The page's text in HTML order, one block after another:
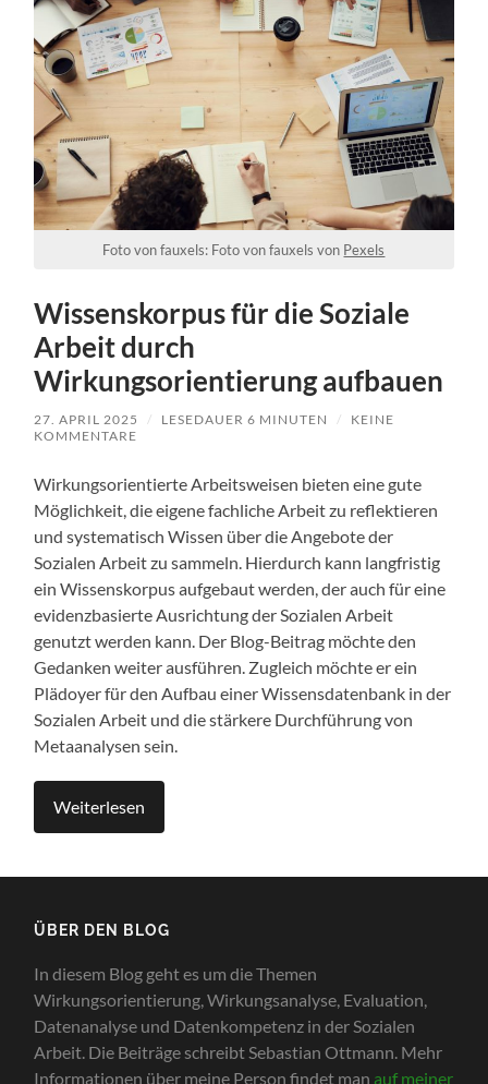
Foto von fauxels: Foto von fauxels von Pexels
Wissenskorpus für die Soziale
Arbeit durch
Wirkungsorientierung aufbauen
27. APRIL 2025 / LESEDAUER 6 MINUTEN /
KEINE
KOMMENTARE
Wirkungsorientierte Arbeitsweisen bieten eine gute
Möglichkeit, die eigene fachliche Arbeit zu reflektieren
und systematisch Wissen über die Angebote der
Sozialen Arbeit zu sammeln. Hierdurch kann langfristig
ein Wissenskorpus aufgebaut werden, der auch für eine
evidenzbasierte Ausrichtung der Sozialen Arbeit
genutzt werden kann. Der Blog-Beitrag möchte den
Gedanken weiter ausführen. Zugleich möchte er ein
Plädoyer für den Aufbau einer Wissensdatenbank in der
Sozialen Arbeit und die stärkere Durchführung von
Metaanalysen sein.
Weiterlesen
ÜBER DEN BLOG
In diesem Blog geht es um die Themen
Wirkungsorientierung, Wirkungsanalyse, Evaluation,
Datenanalyse und Datenkompetenz in der Sozialen
Arbeit. Die Beiträge schreibt Sebastian Ottmann. Mehr
Informationen über meine Person findet man auf meiner